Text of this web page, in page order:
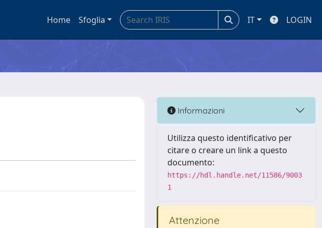
Home Sfoglia IT LOGIN
Informazioni
Utilizza questo identificativo per
citare o creare un link a questo
documento:
https://hdl.handle.net/11586/9003
1
Attenzione